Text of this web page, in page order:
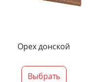
Орех донской
Выбрать